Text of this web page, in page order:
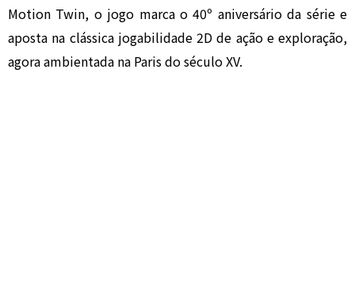
Motion Twin, o jogo marca o 40º aniversário da série e
aposta na clássica jogabilidade 2D de ação e exploração,
agora ambientada na Paris do século XV.